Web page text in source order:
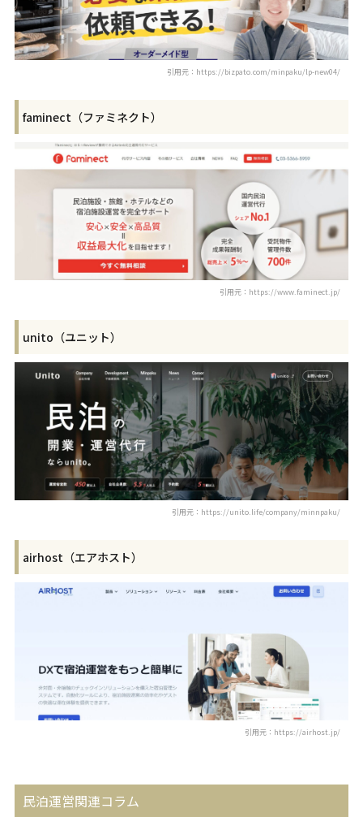
引用元：https://bizpato.com/minpaku/lp-new04/
faminect（ファミネクト）
引用元：https://www.faminect.jp/
unito（ユニット）
引用元：https://unito.life/company/minnpaku/
airhost（エアホスト）
引用元：https://airhost.jp/
民泊運営関連コラム